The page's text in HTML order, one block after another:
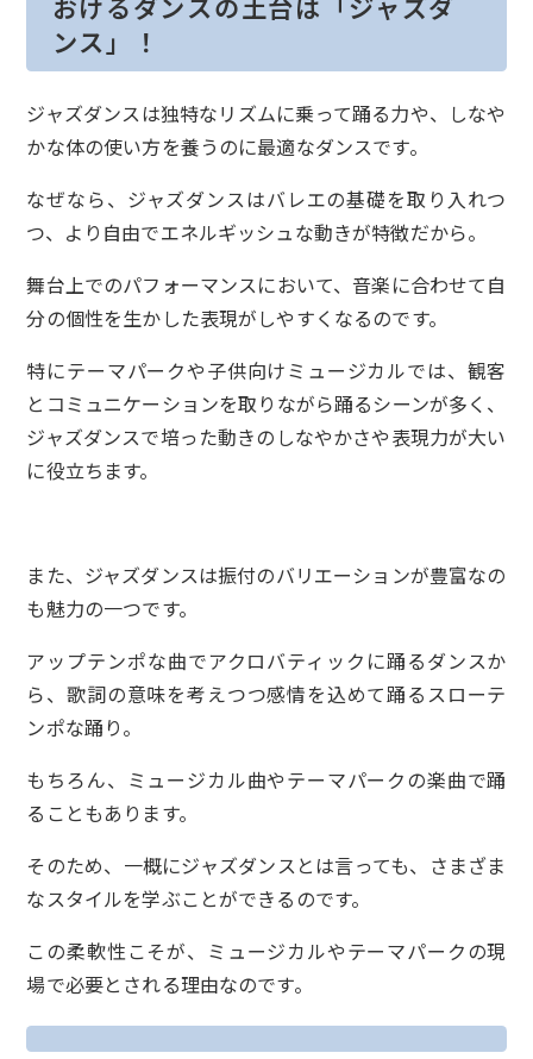
ンス」！
ジャズダンスは独特なリズムに乗って踊る力や、しなや
かな体の使い方を養うのに最適なダンスです。
なぜなら、ジャズダンスはバレエの基礎を取り入れつ
つ、より自由でエネルギッシュな動きが特徴だから。
舞台上でのパフォーマンスにおいて、音楽に合わせて自
分の個性を生かした表現がしやすくなるのです。
特にテーマパークや子供向けミュージカルでは、観客
とコミュニケーションを取りながら踊るシーンが多く、
ジャズダンスで培った動きのしなやかさや表現力が大い
に役立ちます。
また、ジャズダンスは振付のバリエーションが豊富なの
も魅力の一つです。
アップテンポな曲でアクロバティックに踊るダンスか
ら、歌詞の意味を考えつつ感情を込めて踊るスローテ
ンポな踊り。
もちろん、ミュージカル曲やテーマパークの楽曲で踊
ることもあります。
そのため、一概にジャズダンスとは言っても、さまざま
なスタイルを学ぶことができるのです。
この柔軟性こそが、ミュージカルやテーマパークの現
場で必要とされる理由なのです。